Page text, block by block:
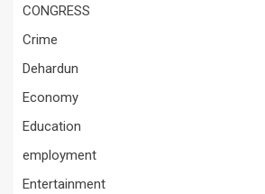
CONGRESS
Crime
Dehardun
Economy
Education
employment
Entertainment